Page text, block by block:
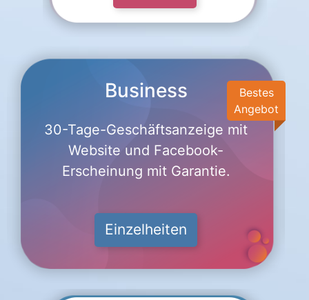
Bestes
Angebot
Business
30-Tage-Geschäftsanzeige mit
Website und Facebook-
Erscheinung mit Garantie.
Einzelheiten